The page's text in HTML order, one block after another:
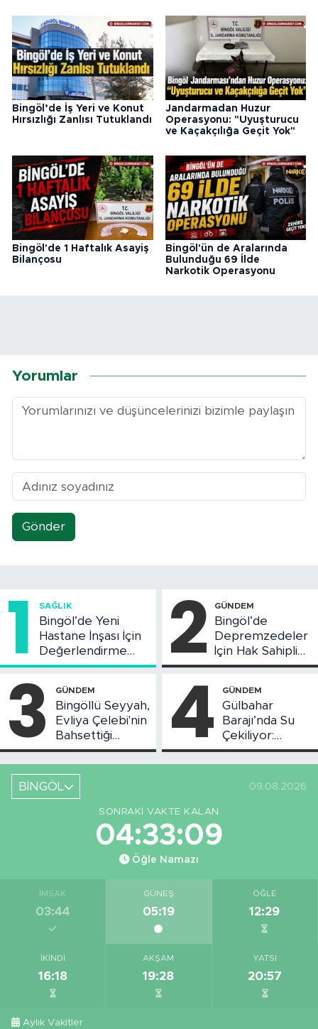
Bingöl’de İş Yeri ve Konut
Hırsızlığı Zanlısı Tutuklandı
Jandarmadan Huzur
Operasyonu: "Uyuşturucu
ve Kaçakçılığa Geçit Yok"
Bingöl'de 1 Haftalık Asayiş
Bilançosu
Bingöl'ün de Aralarında
Bulunduğu 69 İlde
Narkotik Operasyonu
Yorumlar
Gönder
1 SAĞLIK
Bingöl’de Yeni
Hastane İnşası İçin
Değerlendirme
Toplantısı Yapıldı
2 GÜNDEM
Bingöl’de
Depremzedeler
İçin Hak Sahipliği
Askı Süreci
3 GÜNDEM
Bingöllü Seyyah,
Evliya Çelebi'nin
Bahsettiği
Bingöl'deki O
Yeri Görüntüledi
4 GÜNDEM
Gülbahar
Barajı’nda Su
Çekiliyor:
Piknikçi Sayısı
Azaldı
BİNGÖL
09.08.2026
SONRAKI VAKTE KALAN
04:33:08
Öğle Namazı
İMSAK
03:44
GÜNEŞ
05:19
ÖĞLE
12:29
İKINDI
16:18
AKŞAM
19:28
YATSI
20:57
Aylık Vakitler